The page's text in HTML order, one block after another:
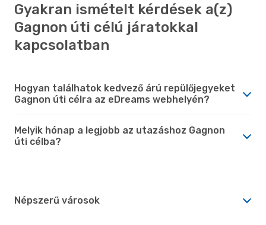
Gyakran ismételt kérdések a(z)
Gagnon úti célú járatokkal
kapcsolatban
Hogyan találhatok kedvező árú repülőjegyeket
Gagnon úti célra az eDreams webhelyén?
Melyik hónap a legjobb az utazáshoz Gagnon
úti célba?
Népszerű városok